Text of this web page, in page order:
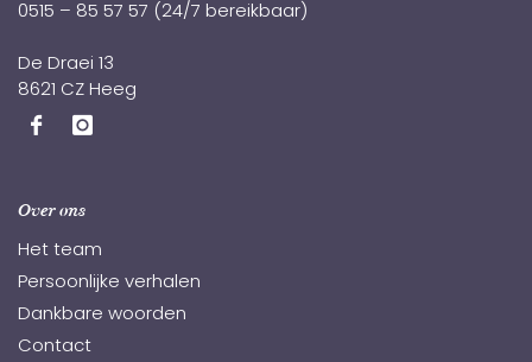
0515 – 85 57 57 (24/7 bereikbaar)
De Draei 13
8621 CZ Heeg
Over ons
Het team
Persoonlijke verhalen
Dankbare woorden
Contact